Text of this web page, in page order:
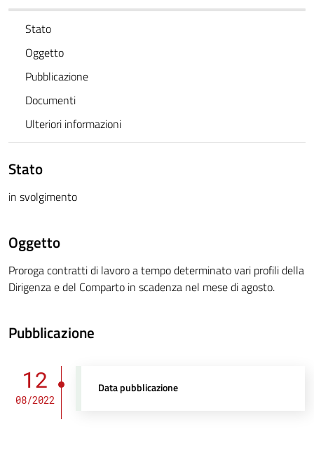
Stato
Oggetto
Pubblicazione
Documenti
Ulteriori informazioni
Stato
in svolgimento
Oggetto
Proroga contratti di lavoro a tempo determinato vari profili della
Dirigenza e del Comparto in scadenza nel mese di agosto.
Pubblicazione
12
08/2022
Data pubblicazione